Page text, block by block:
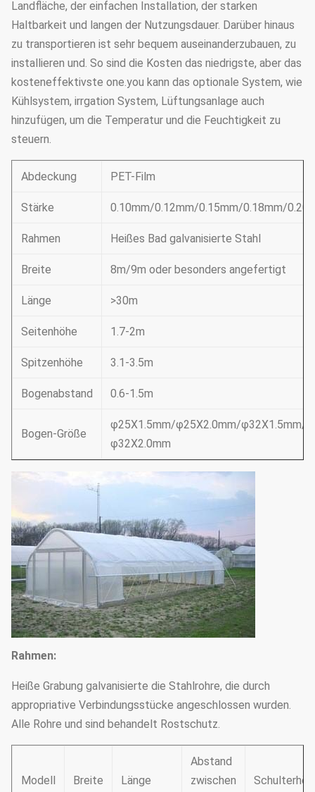
Landfläche, der einfachen Installation, der starken
Haltbarkeit und langen der Nutzungsdauer. Darüber hinaus
zu transportieren ist sehr bequem auseinanderzubauen, zu
installieren und. So sind die Kosten das niedrigste, aber das
kosteneffektivste one.you kann das optionale System, wie
Kühlsystem, irrgation System, Lüftungsanlage auch
hinzufügen, um die Temperatur und die Feuchtigkeit zu
steuern.
Abdeckung PET-Film
Stärke 0.10mm/0.12mm/0.15mm/0.18mm/
Rahmen Heißes Bad galvanisierte Stahl
Breite 8m/9m oder besonders angefertigt
Länge >30m
Seitenhöhe 1.7-2m
Spitzenhöhe 3.1-3.5m
Bogenabstand 0.6-1.5m
Bogen-Größe
φ25X1.5mm/φ25X2.0mm/φ32X1.5mm/
φ32X2.0mm
Rahmen:
Heiße Grabung galvanisierte die Stahlrohre, die durch
appropriative Verbindungsstücke angeschlossen wurden.
Alle Rohre und sind behandelt Rostschutz.
Modell Breite Länge
Abstand
zwischen